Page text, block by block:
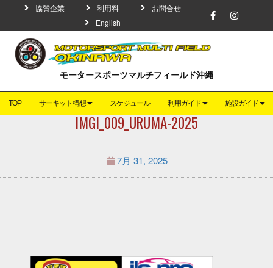
協賛企業 利用料
お問合せ
English
モータースポーツマルチフィールド沖縄
TOP サーキット構想 スケジュール 利用ガイド 施設ガイド
IMGI_009_URUMA-2025
7月 31, 2025